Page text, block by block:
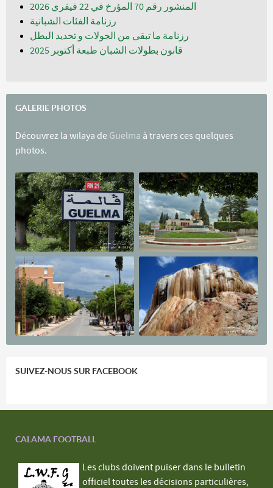
المنشور رقم 70 المؤرخ في 22 فيفري 2026
رزنامة الفئات الشبانية
رزنامة ما تبقى من الجولات و تحديد البطل
قانون بطولات الشبان طبعة أكتوبر 2025
GALERIE PHOTOS
Découvrez la wilaya de Guelma à travers ces quelques
photos.
SUIVEZ-NOUS SUR FACEBOOK
CALAMA FOOTBALL
Les clubs doivent puiser dans le bulletin
officiel toutes les décisions particulières,